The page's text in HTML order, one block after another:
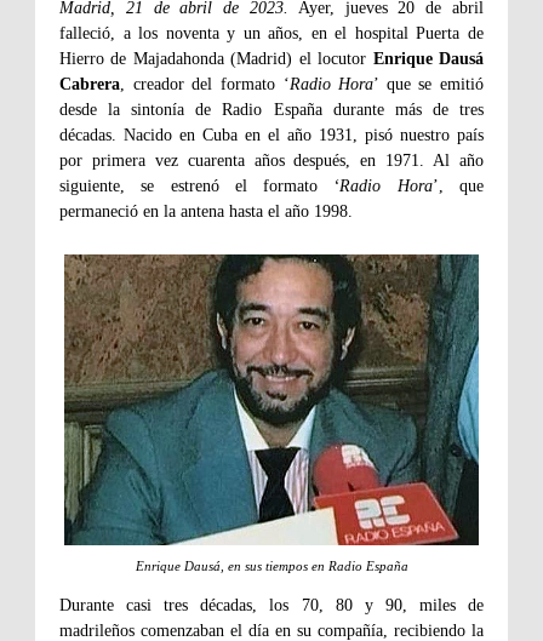
Madrid, 21 de abril de 2023.
Ayer, jueves 20 de abril
falleció, a los noventa y un años, en el hospital Puerta de
Hierro de Majadahonda (Madrid) el locutor Enrique Dausá
Cabrera , creador del formato ‘Radio Hora’ que se emitió
desde la sintonía de Radio España durante más de tres
décadas. Nacido en Cuba en el año 1931, pisó nuestro país
por primera vez cuarenta años después, en 1971. Al año
siguiente, se estrenó el formato
‘Radio Hora’, que
permaneció en la antena hasta el año 1998.
Enrique Dausá, en sus tiempos en Radio España
Durante casi tres décadas, los 70, 80 y 90, miles de
madrileños comenzaban el día en su compañía, recibiendo la